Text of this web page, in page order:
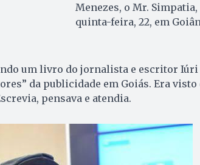
Menezes, o Mr.
quinta-feira, 22, em
um livro do jornalista e escritor
da publicidade em Goiás. Era
pensava e atendia.